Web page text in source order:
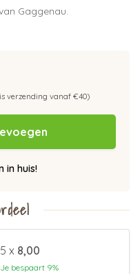
Gaggenau.
verzending vanaf €40)
in huis!
5 x 8,00
Je bespaart 9%